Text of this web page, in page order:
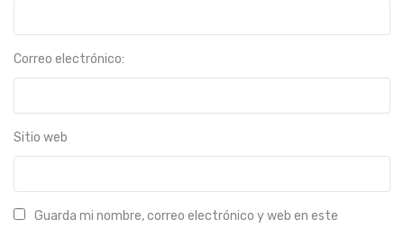
Correo electrónico:
Sitio web
Guarda mi nombre, correo electrónico y web en este